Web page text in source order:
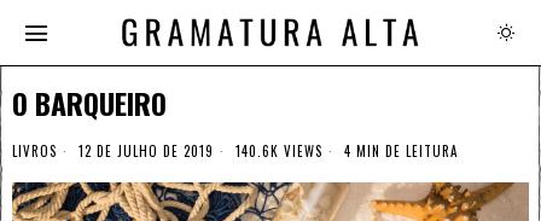
O BARQUEIRO
LIVROS 12 DE JULHO DE 2019 140.6K VIEWS 4 MIN DE LEITURA